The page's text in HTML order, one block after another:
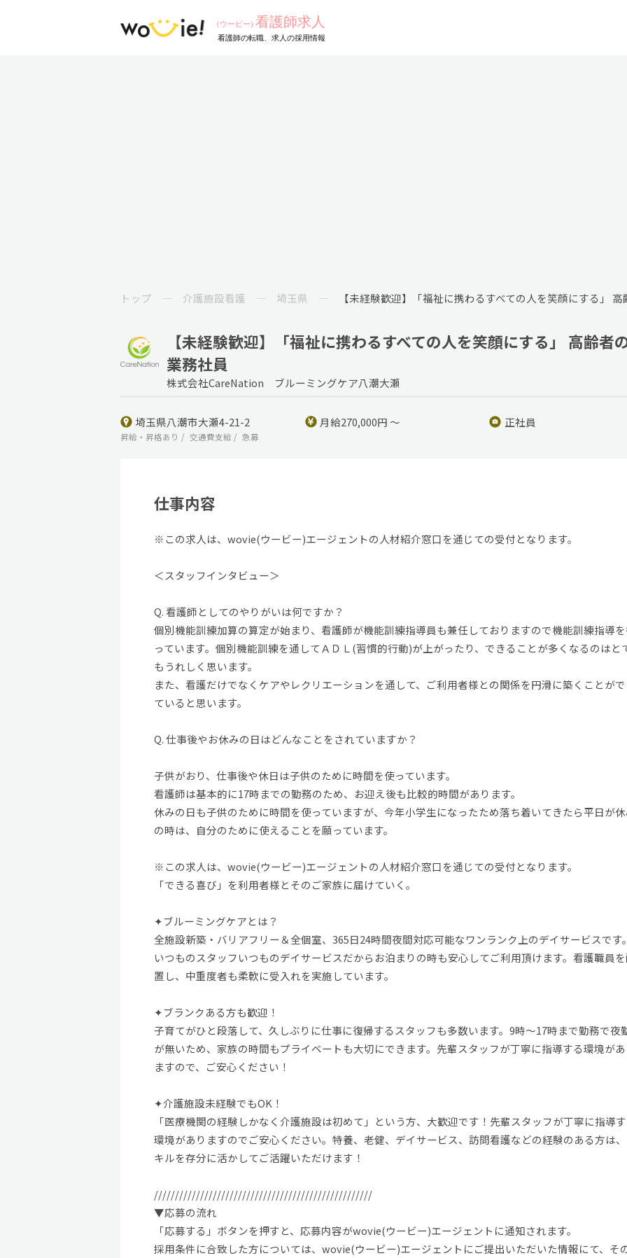
トップ 介護施設看護 埼玉県 【未経験歓迎】「福祉に携わるすべての人を笑顔にする」
【未経験歓迎】「福祉に携わるすべての人を笑顔にする」 高齢者
業務社員
株式会社CareNation ブルーミングケア八潮大瀬
埼玉県八潮市大瀬4-21-2 月給270,000円 ～ 正社員
昇給・昇格あり 交通費支給 急募
仕事内容
※この求人は、wovie(ウービー)エージェントの人材紹介窓口を通じての受付となります。
＜スタッフインタビュー＞
Q. 看護師としてのやりがいは何ですか？
個別機能訓練加算の算定が始まり、看護師が機能訓練指導員も兼任しておりますので機能訓練指導
っています。個別機能訓練を通してＡＤＬ(習慣的行動)が上がったり、できることが多くなるのはと
もうれしく思います。
また、看護だけでなくケアやレクリエーションを通して、ご利用者様との関係を円滑に築くことが
ていると思います。
Q. 仕事後やお休みの日はどんなことをされていますか？
子供がおり、仕事後や休日は子供のために時間を使っています。
看護師は基本的に17時までの勤務のため、お迎え後も比較的時間があります。
休みの日も子供のために時間を使っていますが、今年小学生になったため落ち着いてきたら平日が
の時は、自分のために使えることを願っています。
※この求人は、wovie(ウービー)エージェントの人材紹介窓口を通じての受付となります。
「できる喜び」を利用者様とそのご家族に届けていく。
✦ブルーミングケアとは？
全施設新築・バリアフリー＆全個室、365日24時間夜間対応可能なワンランク上のデイサービスです
いつものスタッフいつものデイサービスだからお泊まりの時も安心してご利用頂けます。看護職員
置し、中重度者も柔軟に受入れを実施しています。
✦ブランクある方も歓迎！
子育てがひと段落して、久しぶりに仕事に復帰するスタッフも多数います。9時～17時まで勤務で夜
が無いため、家族の時間もプライベートも大切にできます。先輩スタッフが丁寧に指導する環境が
ますので、ご安心ください！
✦介護施設未経験でもOK！
「医療機関の経験しかなく介護施設は初めて」という方、大歓迎です！先輩スタッフが丁寧に指導
環境がありますのでご安心ください。特養、老健、デイサービス、訪問看護などの経験のある方は
キルを存分に活かしてご活躍いただけます！
////////////////////////////////////////////////////
▼応募の流れ
「応募する」ボタンを押すと、応募内容がwovie(ウービー)エージェントに通知されます。
採用条件に合致した方については、wovie(ウービー)エージェントにご提出いただいた情報にて、そ